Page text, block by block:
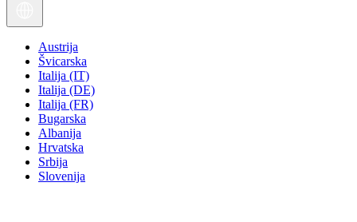
Austrija
Švicarska
Italija (IT)
Italija (DE)
Italija (FR)
Bugarska
Albanija
Hrvatska
Srbija
Slovenija